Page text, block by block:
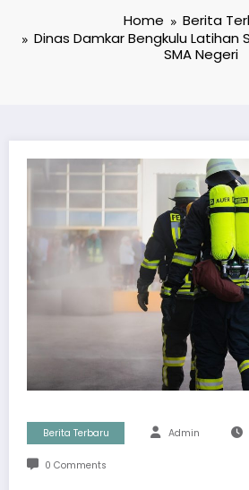
Home
Berita
Dinas Damkar Bengkulu Latihan
SMA Negeri
Berita Terbaru Admin
0 Comments